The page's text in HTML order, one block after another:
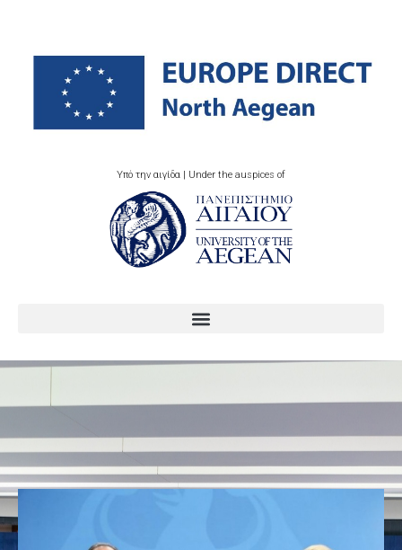
Υπό την αιγίδα | Under the auspices of